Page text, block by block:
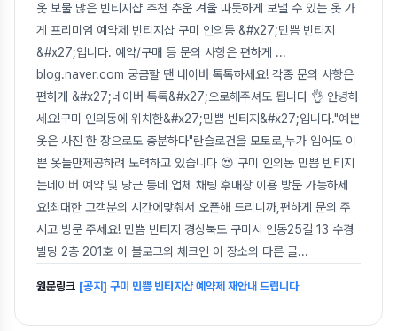
옷 보물 많은 빈티지샵 추천 추운 겨울 따듯하게 보낼 수 있는 옷 가
게 프리미엄 예약제 빈티지샵 구미 인의동 &#x27;민쁨 빈티지
&#x27;입니다. 예약/구매 등 문의 사항은 편하게 ...
blog.naver.com 궁금할 땐 네이버 톡톡하세요! 각종 문의 사항은
편하게 &#x27;네이버 톡톡&#x27;으로해주셔도 됩니다 👌 안녕하
세요!구미 인의동에 위치한&#x27;민쁨 빈티지&#x27;입니다."예쁜
옷은 사진 한 장으로도 충분하다"란슬로건을 모토로,누가 입어도 이
쁜 옷들만제공하려 노력하고 있습니다 😍 구미 인의동 민쁨 빈티지
는네이버 예약 및 당근 동네 업체 채팅 후매장 이용 방문 가능하세
요!최대한 고객분의 시간에맞춰서 오픈해 드리니까,편하게 문의 주
시고 방문 주세요! 민쁨 빈티지 경상북도 구미시 인동25길 13 수경
빌딩 2층 201호 이 블로그의 체크인 이 장소의 다른 글...
원문링크 [공지] 구미 민쁨 빈티지샵 예약제 재안내 드립니다